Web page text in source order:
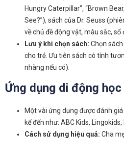
Hungry Caterpillar”, “Brown
See?”), sách của Dr. Seuss
về chủ đề động vật, màu sắc, số
Lưu ý khi chọn sách: Chọn
cho trẻ. Ưu tiên sách có tính
nhàng nếu có).
Ứng dụng di động
Một vài ứng dụng được đánh
kể đến như: ABC Kids,
Cách sử dụng hiệu quả: Cha